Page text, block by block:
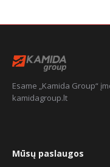
Esame „Kamida Group“
kamidagroup.lt
Mūsų paslaugos